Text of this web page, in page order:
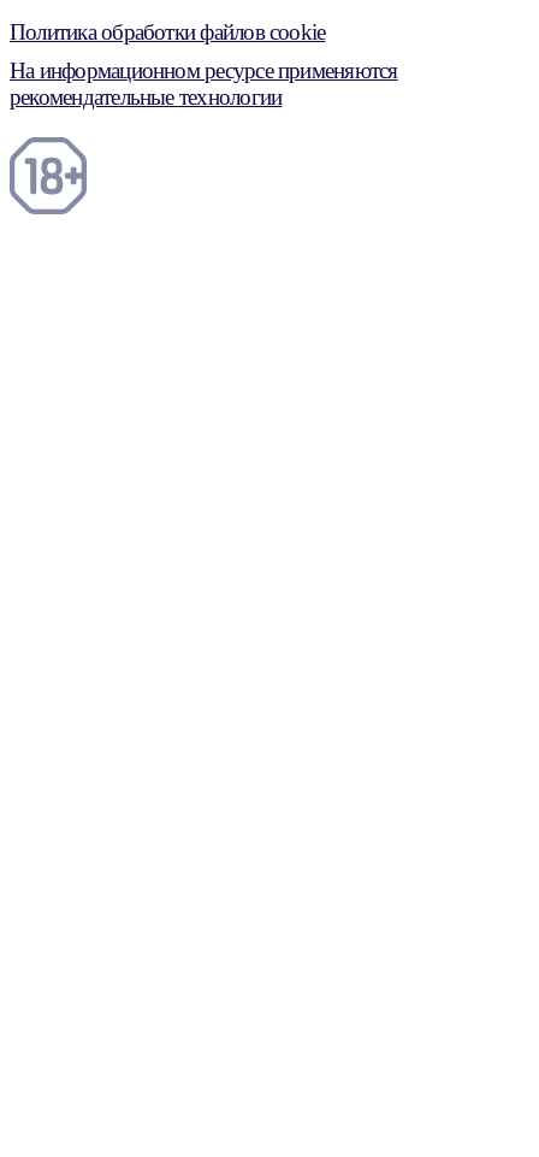
Политика обработки файлов cookie
На информационном ресурсе применяются
рекомендательные технологии